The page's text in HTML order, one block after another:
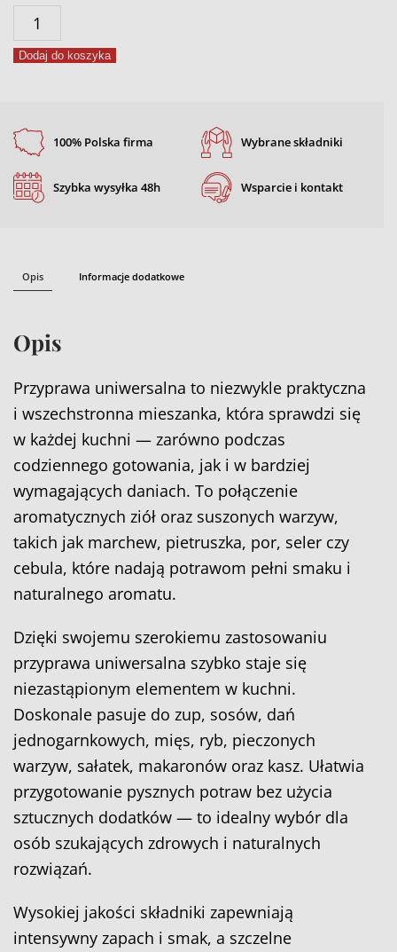
ilość
Przyprawa
uniwersalna
Dodaj do koszyka
100% Polska firma
Szybka wysyłka 48h
Wybrane składniki
Wsparcie i kontakt
Opis Informacje dodatkowe
Opis
Przyprawa uniwersalna to niezwykle praktyczna
i wszechstronna mieszanka, która sprawdzi się
w każdej kuchni — zarówno podczas
codziennego gotowania, jak i w bardziej
wymagających daniach. To połączenie
aromatycznych ziół oraz suszonych warzyw,
takich jak marchew, pietruszka, por, seler czy
cebula, które nadają potrawom pełni smaku i
naturalnego aromatu.
Dzięki swojemu szerokiemu zastosowaniu
przyprawa uniwersalna szybko staje się
niezastąpionym elementem w kuchni.
Doskonale pasuje do zup, sosów, dań
jednogarnkowych, mięs, ryb, pieczonych
warzyw, sałatek, makaronów oraz kasz. Ułatwia
przygotowanie pysznych potraw bez użycia
sztucznych dodatków — to idealny wybór dla
osób szukających zdrowych i naturalnych
rozwiązań.
Wysokiej jakości składniki zapewniają
intensywny zapach i smak, a szczelne